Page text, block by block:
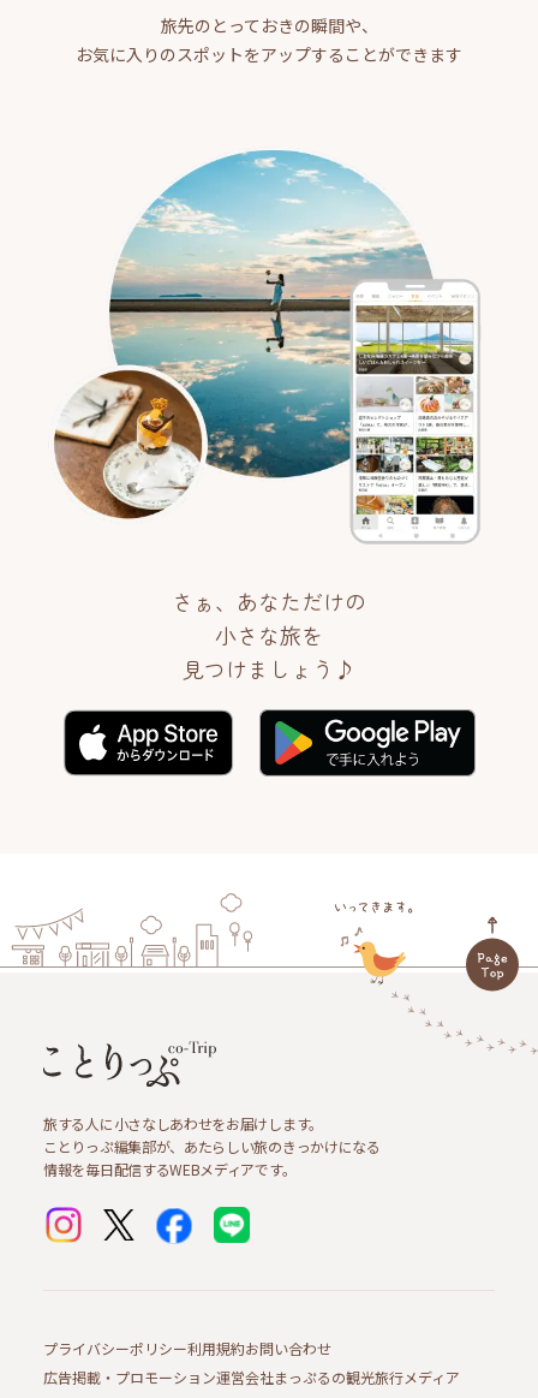
旅先のとっておきの瞬間や、
お気に入りのスポットをアップすることができます
さぁ、あなただけの
小さな旅を
見つけましょう♪
旅する人に小さなしあわせをお届けします。
ことりっぷ編集部が、あたらしい旅のきっかけになる
情報を毎日配信するWEBメディアです。
プライバシーポリシー利用規約お問い合わせ
広告掲載・プロモーション運営会社まっぷるの観光旅行メディア